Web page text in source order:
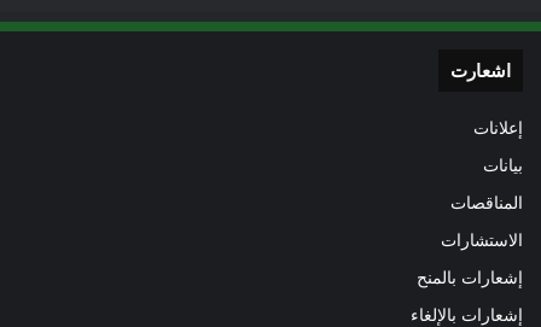
اشعارت
إعلانات
بيانات
المناقصات
الاستشارات
إشعارات بالمنح
إشعارات بالإلغاء